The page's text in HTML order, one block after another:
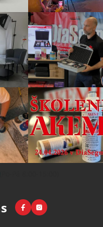
Pá 8:00-15:00)
FacebookInstagram